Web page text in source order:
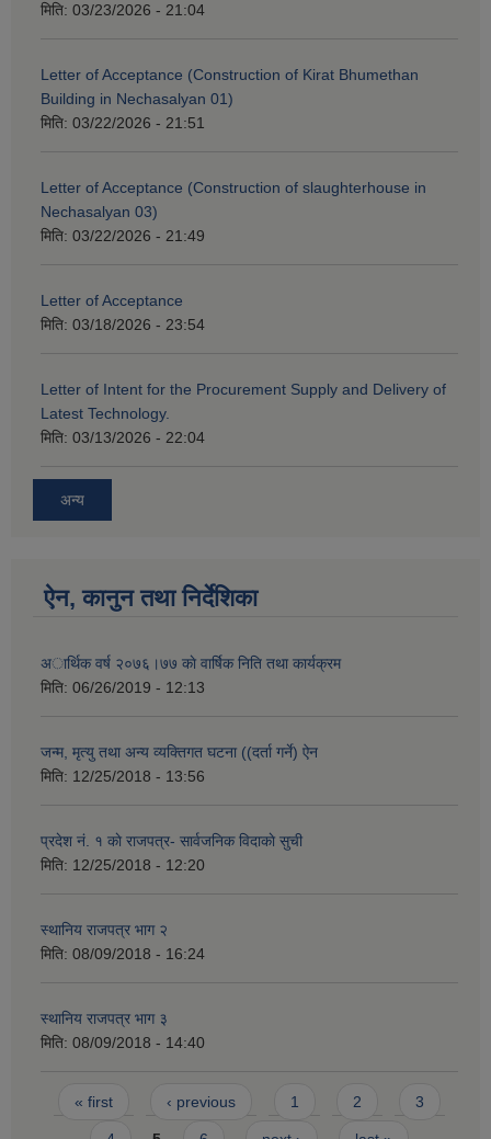
मिति: 03/23/2026 - 21:04
Letter of Acceptance (Construction of Kirat Bhumethan
Building in Nechasalyan 01)
मिति: 03/22/2026 - 21:51
Letter of Acceptance (Construction of slaughterhouse in
Nechasalyan 03)
मिति: 03/22/2026 - 21:49
Letter of Acceptance
मिति: 03/18/2026 - 23:54
Letter of Intent for the Procurement Supply and Delivery of
Latest Technology.
मिति: 03/13/2026 - 22:04
अन्य
ऐन, कानुन तथा निर्देशिका
अार्थिक वर्ष २०७६।७७ काे वार्षिक निति तथा कार्यक्रम
मिति: 06/26/2019 - 12:13
जन्म, मृत्यु तथा अन्य व्यक्तिगत घटना ((दर्ता गर्ने) ऐन
मिति: 12/25/2018 - 13:56
प्रदेश नं. १ काे राजपत्र- सार्वजनिक विदाकाे सुची
मिति: 12/25/2018 - 12:20
स्थानिय राजपत्र भाग २
मिति: 08/09/2018 - 16:24
स्थानिय राजपत्र भाग ३
मिति: 08/09/2018 - 14:40
Pages
« first ‹ previous 1 2 3